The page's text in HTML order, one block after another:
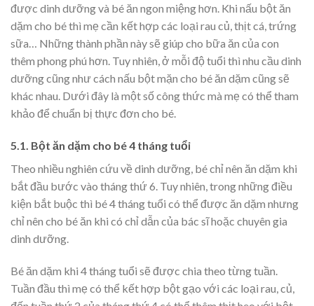
được dinh dưỡng và bé ăn ngon miệng hơn. Khi nấu bột ăn
dặm cho bé thì mẹ cần kết hợp các loại rau củ, thịt cá, trứng
sữa… Những thành phần này sẽ giúp cho bữa ăn của con
thêm phong phú hơn. Tuy nhiên, ở mỗi độ tuổi thì nhu cầu dinh
dưỡng cũng như cách nấu bột mặn cho bé ăn dặm cũng sẽ
khác nhau. Dưới đây là một số công thức mà mẹ có thể tham
khảo để chuẩn bị thực đơn cho bé.
5.1. Bột ăn dặm cho bé 4 tháng tuổi
Theo nhiều nghiên cứu về dinh dưỡng, bé chỉ nên ăn dặm khi
bắt đầu bước vào tháng thứ 6. Tuy nhiên, trong những điều
kiện bắt buộc thì bé 4 tháng tuổi có thể được ăn dặm nhưng
chỉ nên cho bé ăn khi có chỉ dẫn của bác sĩ hoặc chuyên gia
dinh dưỡng.
Bé ăn dặm khi 4 tháng tuổi sẽ được chia theo từng tuần.
Tuần đầu thì mẹ có thể kết hợp bột gạo với các loại rau, củ,